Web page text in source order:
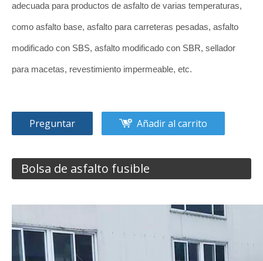
adecuada para productos de asfalto de varias temperaturas,
como asfalto base, asfalto para carreteras pesadas, asfalto
modificado con SBS, asfalto modificado con SBR, sellador
para macetas, revestimiento impermeable, etc.
Preguntar Añadir al carrito
Bolsa de asfalto fusible